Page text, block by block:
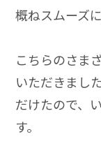
概ねスムーズ
こちらのさま
いただきまし
だけたので、
す。